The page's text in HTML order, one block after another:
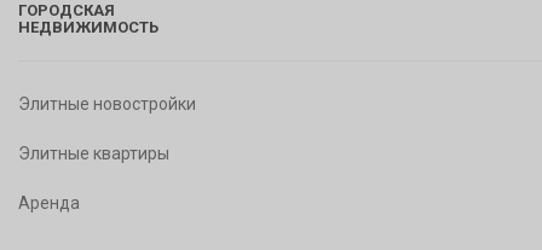
ГОРОДСКАЯ
НЕДВИЖИМОСТЬ
Элитные новостройки
Элитные квартиры
Аренда